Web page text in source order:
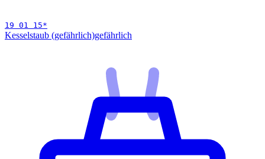
19 01 15*
Kesselstaub (gefährlich)gefährlich